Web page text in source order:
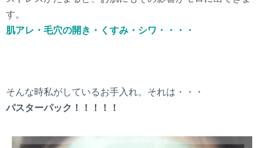
す。
肌アレ・毛穴の開き・くすみ・シワ・・・・
そんな時私がしているお手入れ。それは・・・
パスターパック！！！！！